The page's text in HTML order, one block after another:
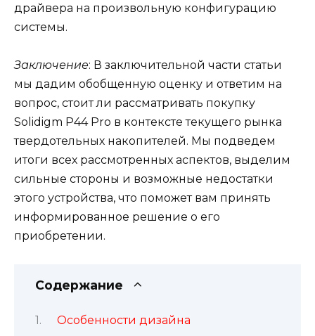
драйвера на произвольную конфигурацию
системы.
Заключение: В заключительной части статьи
мы дадим обобщенную оценку и ответим на
вопрос, стоит ли рассматривать покупку
Solidigm P44 Pro в контексте текущего рынка
твердотельных накопителей. Мы подведем
итоги всех рассмотренных аспектов, выделим
сильные стороны и возможные недостатки
этого устройства, что поможет вам принять
информированное решение о его
приобретении.
Содержание
Особенности дизайна